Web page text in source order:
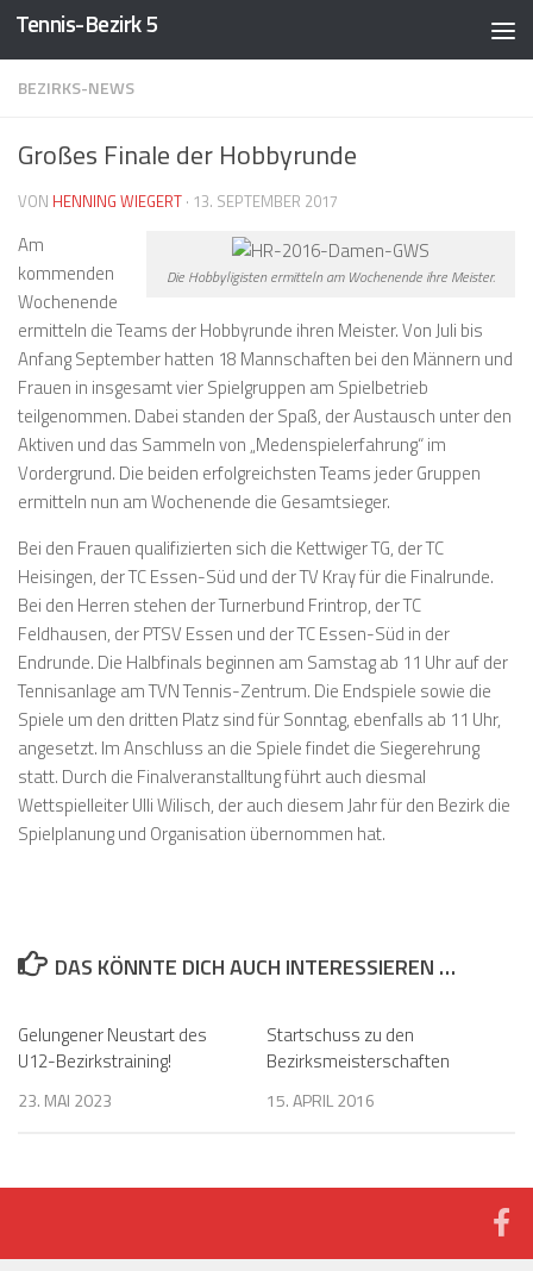
Zum Inhalt springen
Tennis-Bezirk 5
BEZIRKS-NEWS
Großes Finale der Hobbyrunde
VON HENNING WIEGERT · 13. SEPTEMBER 2017
Die Hobbyligisten ermitteln am Wochenende ihre Meister.
Am
kommenden
Wochenende
ermitteln die Teams der Hobbyrunde ihren Meister. Von Juli bis
Anfang September hatten 18 Mannschaften bei den Männern und
Frauen in insgesamt vier Spielgruppen am Spielbetrieb
teilgenommen. Dabei standen der Spaß, der Austausch unter den
Aktiven und das Sammeln von „Medenspielerfahrung“ im
Vordergrund. Die beiden erfolgreichsten Teams jeder Gruppen
ermitteln nun am Wochenende die Gesamtsieger.
Bei den Frauen qualifizierten sich die Kettwiger TG, der TC
Heisingen, der TC Essen-Süd und der TV Kray für die Finalrunde.
Bei den Herren stehen der Turnerbund Frintrop, der TC
Feldhausen, der PTSV Essen und der TC Essen-Süd in der
Endrunde. Die Halbfinals beginnen am Samstag ab 11 Uhr auf der
Tennisanlage am TVN Tennis-Zentrum. Die Endspiele sowie die
Spiele um den dritten Platz sind für Sonntag, ebenfalls ab 11 Uhr,
angesetzt. Im Anschluss an die Spiele findet die Siegerehrung
statt. Durch die Finalveranstalltung führt auch diesmal
Wettspielleiter Ulli Wilisch, der auch diesem Jahr für den Bezirk die
Spielplanung und Organisation übernommen hat.
DAS KÖNNTE DICH AUCH INTERESSIEREN …
Gelungener Neustart des
U12-Bezirkstraining!
23. MAI 2023
Startschuss zu den
Bezirksmeisterschaften
15. APRIL 2016